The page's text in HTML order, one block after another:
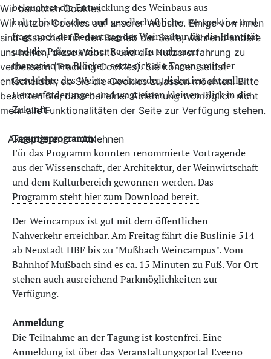
beleuchtet die Entwicklung des Weinbaus aus
kulturhistorischer und gesellschaftlicher Perspektive und
fragt nach der Bedeutung der Weinkultur für die Identität
und die Prägung einer Region. In mehreren
thematischen Blöcken setzt sich die Tagung mit der
Geschichte des Weins auseinander, diskutiert aktuelle
Herausforderungen und wagt einen kleinen Blick in die
Zukunft.
Tagungsprogramm:
Für das Programm konnten renommierte Vortragende
aus der Wissenschaft, der Architektur, der Weinwirtschaft
und dem Kulturbereich gewonnen werden.Das
Programm steht hier zum Download bereit.
Der Weincampus ist gut mit dem öffentlichen
Nahverkehr erreichbar. Am Freitag fährt die Buslinie 514
ab Neustadt HBF bis zu "Mußbach Weincampus". Vom
Bahnhof Mußbach sind es ca. 15 Minuten zu Fuß. Vor Ort
stehen auch ausreichend Parkmöglichkeiten zur
Verfügung.
Anmeldung
Die Teilnahme an der Tagung ist kostenfrei. Eine
Anmeldung ist über das Veranstaltungsportal Eveeno
Wir benutzen Cookies
Wir nutzen Cookies auf unserer Website. Einige von ihnen
sind essenziell für den Betrieb der Seite, während andere
uns helfen, diese Website und die Nutzererfahrung zu
verbessern (Tracking Cookies). Sie können selbst
entscheiden, ob Sie die Cookies zulassen möchten. Bitte
beachten Sie, dass bei einer Ablehnung womöglich nicht
mehr alle Funktionalitäten der Seite zur Verfügung stehen.
Akzeptieren Ablehnen